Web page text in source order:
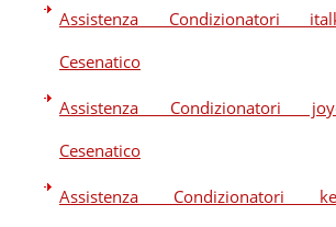
Assistenza Condizionatori
Cesenatico
Assistenza Condizionatori
Cesenatico
Assistenza Condizionatori